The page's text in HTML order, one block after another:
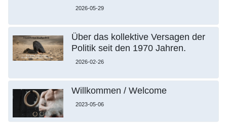
2026-05-29
Über das kollektive Versagen der
Politik seit den 1970 Jahren.
2026-02-26
Willkommen / Welcome
2023-05-06